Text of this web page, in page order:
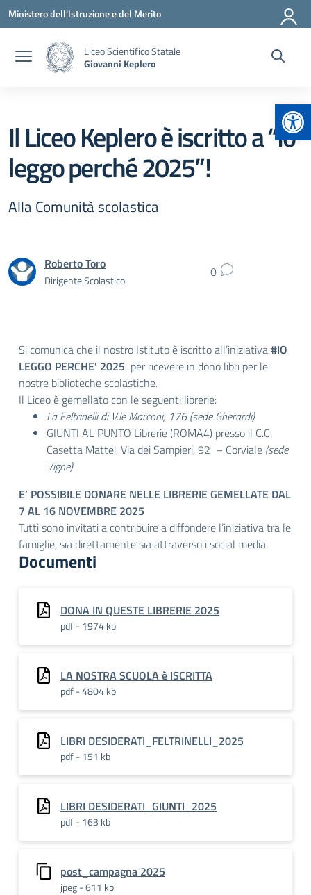
Vai ai contenuti
Vai al menu di navigazione
Vai al footer
Ministero dell'Istruzione e del Merito
Liceo Scientifico Statale
Giovanni Keplero
Il Liceo Keplero è iscritto a “Io
leggo perché 2025”!
Alla Comunità scolastica
Roberto Toro
Dirigente Scolastico 0
Si comunica che il nostro Istituto è iscritto all’iniziativa#IO
LEGGO PERCHE’ 2025 per ricevere in dono libri per le
nostre biblioteche scolastiche.
Il Liceo è gemellato con le seguenti librerie:
La Feltrinelli di V.le Marconi, 176 (sede Gherardi)
GIUNTI AL PUNTO Librerie (ROMA4) presso il C.C.
Casetta Mattei, Via dei Sampieri, 92 – Corviale (sede
Vigne)
E’ POSSIBILE DONARE NELLE LIBRERIE GEMELLATE DAL
7 AL 16 NOVEMBRE 2025
Tutti sono invitati a contribuire a diffondere l’iniziativa tra le
famiglie, sia direttamente sia attraverso i social media.
Documenti
DONA IN QUESTE LIBRERIE 2025
pdf - 1974 kb
LA NOSTRA SCUOLA è ISCRITTA
pdf - 4804 kb
LIBRI DESIDERATI_FELTRINELLI_2025
pdf - 151 kb
LIBRI DESIDERATI_GIUNTI_2025
pdf - 163 kb
post_campagna 2025
jpeg - 611 kb